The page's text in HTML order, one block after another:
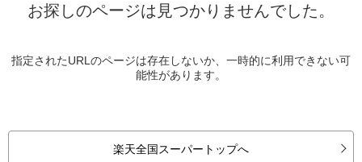
お探しのページは見つかりませんでした。
指定されたURLのページは存在しないか、一時的に利用できない可
能性があります。
楽天全国スーパートップへ